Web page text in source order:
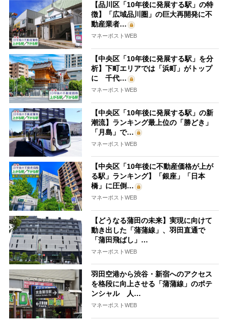
【品川区「10年後に発展する駅」の特
徴】「広域品川圏」の巨大再開発に不
動産業者…
マネーポストWEB
【中央区「10年後に発展する駅」を分
析】下町エリアでは「浜町」がトップ
に 千代…
マネーポストWEB
【中央区「10年後に発展する駅」の新
潮流】ランキング最上位の「勝どき」
「月島」で…
マネーポストWEB
【中央区「10年後に不動産価格が上が
る駅」ランキング】「銀座」「日本
橋」に圧倒…
マネーポストWEB
【どうなる蒲田の未来】実現に向けて
動き出した「蒲蒲線」、羽田直通で
「蒲田飛ばし」…
マネーポストWEB
羽田空港から渋谷・新宿へのアクセス
を格段に向上させる「蒲蒲線」のポテ
ンシャル 人…
マネーポストWEB